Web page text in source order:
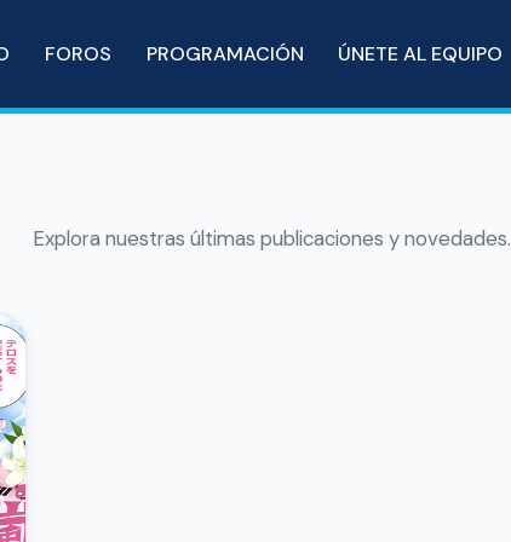
FOROS PROGRAMACIÓN ÚNETE AL EQUIPO
Explora nuestras últimas publicaciones y novedades.